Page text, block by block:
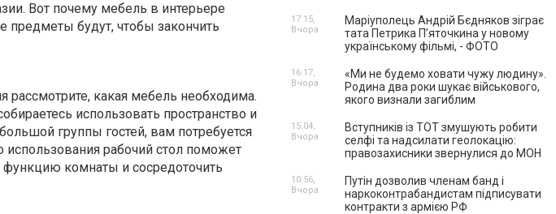
Вот почему мебель в интерьере
предметы будут, чтобы закончить
какая мебель необходима.
использовать пространство и
группы гостей, вам потребуется
рабочий стол поможет
комнаты и сосредоточить
Маріуполець Андрій Бєдняков зіграє
тата Петрика П’яточкина у новому
українському фільмі, - ФОТО
17:15,
Вчора
«Ми не будемо ховати чужу людину».
Родина два роки шукає військового,
якого визнали загиблим
16:17,
Вчора
Вступників із ТОТ змушують робити
селфі та надсилати геолокацію:
правозахисники звернулися до МОН
15:04,
Вчора
Путін дозволив членам банд і
наркоконтрабандистам підписувати
контракти з армією РФ
10:56,
Вчора